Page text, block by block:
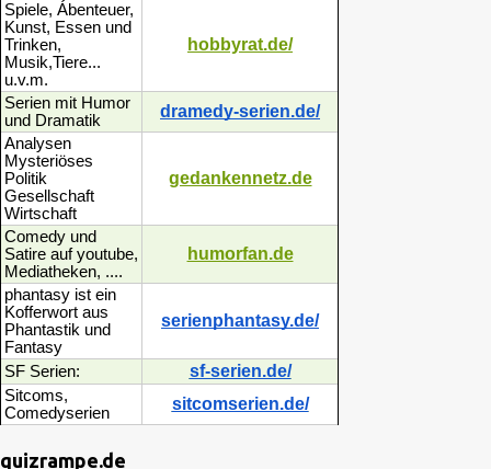
Spiele, Ábenteuer,
Kunst, Essen und
Trinken,
Musik,Tiere...
u.v.m.
hobbyrat.de/
Serien mit Humor
und Dramatik
dramedy-serien.de/
Analysen
Mysteriöses
Politik
Gesellschaft
Wirtschaft
gedankennetz.de
Comedy und
Satire auf youtube,
Mediatheken, ....
humorfan.de
phantasy ist ein
Kofferwort aus
Phantastik und
Fantasy
serienphantasy.de/
SF Serien: sf-serien.de/
Sitcoms,
Comedyserien
sitcomserien.de/
quizrampe.de